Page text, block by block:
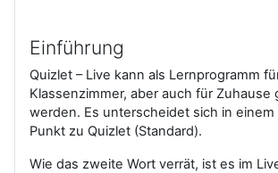
Einführung
Quizlet – Live kann als Lernprogramm
Klassenzimmer, aber auch für Zuhause
werden. Es unterscheidet sich in
Punkt zu Quizlet (Standard).
Wie das zweite Wort verrät, ist es im